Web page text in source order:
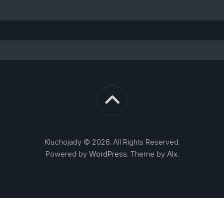
Kluchojady © 2026. All Rights Reserved.
Powered by WordPress. Theme by Alx.